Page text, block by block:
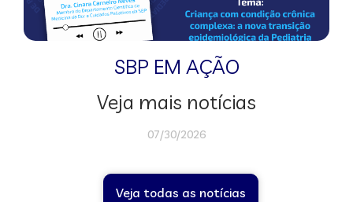
SBP EM AÇÃO
Veja mais notícias
07/30/2026
Veja todas as notícias